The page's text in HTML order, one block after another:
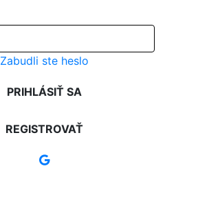
Zabudli ste heslo
PRIHLÁSIŤ SA
REGISTROVAŤ